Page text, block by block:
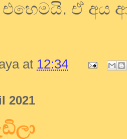
ඒ අය
at 12:34
2021